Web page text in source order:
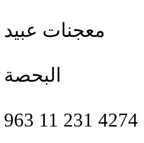
معجنات عبيد
البحصة
963 11 231 4274